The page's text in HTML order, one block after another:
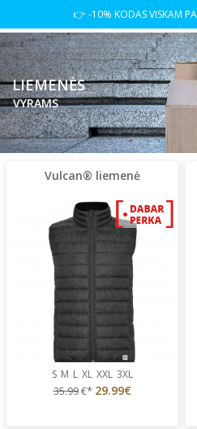
👉 -10% KODAS VISKAM
LIEMENĖS
VYRAMS
Vulcan® liemenė
S M L XL XXL 3XL
35.99€* 29.99€